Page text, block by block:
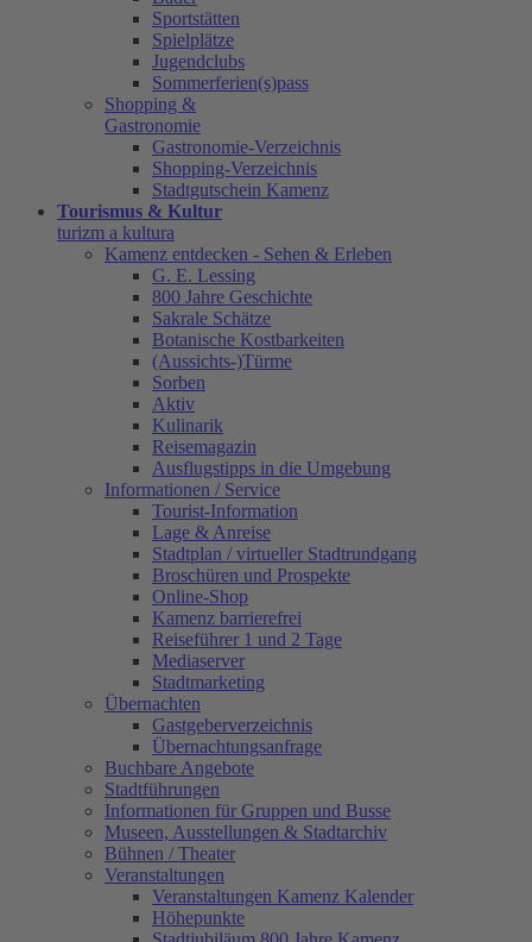
Sportstätten
Spielplätze
Jugendclubs
Sommerferien(s)pass
Shopping &
Gastronomie
Gastronomie-Verzeichnis
Shopping-Verzeichnis
Stadtgutschein Kamenz
Tourismus & Kultur
turizm a kultura
Kamenz entdecken - Sehen & Erleben
G. E. Lessing
800 Jahre Geschichte
Sakrale Schätze
Botanische Kostbarkeiten
(Aussichts-)Türme
Sorben
Aktiv
Kulinarik
Reisemagazin
Ausflugstipps in die Umgebung
Informationen / Service
Tourist-Information
Lage & Anreise
Stadtplan / virtueller Stadtrundgang
Broschüren und Prospekte
Online-Shop
Kamenz barrierefrei
Reiseführer 1 und 2 Tage
Mediaserver
Stadtmarketing
Übernachten
Gastgeberverzeichnis
Übernachtungsanfrage
Buchbare Angebote
Stadtführungen
Informationen für Gruppen und Busse
Museen, Ausstellungen & Stadtarchiv
Bühnen / Theater
Veranstaltungen
Veranstaltungen Kamenz Kalender
Höhepunkte